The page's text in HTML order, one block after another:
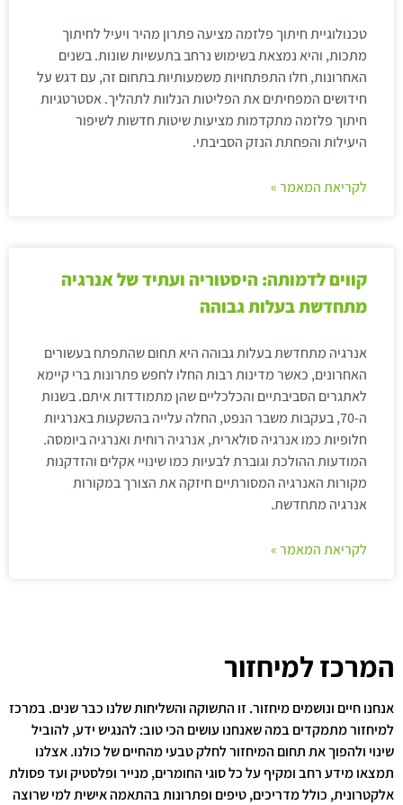
טכנולוגיית חיתוך פלזמה מציעה פתרון מהיר ויעיל לחיתוך
מתכות, והיא נמצאת בשימוש נרחב בתעשיות שונות. בשנים
האחרונות, חלו התפתחויות משמעותיות בתחום זה, עם דגש על
חידושים המפחיתים את הפליטות הנלוות לתהליך. אסטרטגיות
חיתוך פלזמה מתקדמות מציעות שיטות חדשות לשיפור
היעילות והפחתת הנזק הסביבתי.
לקריאת המאמר »
קווים לדמותה: היסטוריה ועתיד של אנרגיה
מתחדשת בעלות גבוהה
אנרגיה מתחדשת בעלות גבוהה היא תחום שהתפתח בעשורים
האחרונים, כאשר מדינות רבות החלו לחפש פתרונות ברי קיימא
לאתגרים הסביבתיים והכלכליים שהן מתמודדות איתם. בשנות
ה-70, בעקבות משבר הנפט, החלה עלייה בהשקעות באנרגיות
חלופיות כמו אנרגיה סולארית, אנרגיה רוחית ואנרגיה ביומסה.
המודעות ההולכת וגוברת לבעיות כמו שינויי אקלים והזדקנות
מקורות האנרגיה המסורתיים חיזקה את הצורך במקורות
אנרגיה מתחדשת.
לקריאת המאמר »
המרכז למיחזור
אנחנו חיים ונושמים מיחזור. זו התשוקה והשליחות שלנו כבר שנים. במרכז
למיחזור מתמקדים במה שאנחנו עושים הכי טוב: להנגיש ידע, להוביל
שינוי ולהפוך את תחום המיחזור לחלק טבעי מהחיים של כולנו. אצלנו
תמצאו מידע רחב ומקיף על כל סוגי החומרים, מנייר ופלסטיק ועד פסולת
אלקטרונית, כולל מדריכים, טיפים ופתרונות בהתאמה אישית למי שרוצה